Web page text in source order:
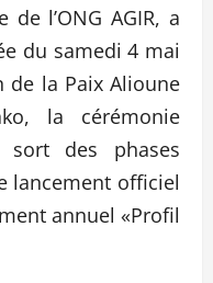
l’ONG AGIR, a
du samedi 4 mai
de la Paix Alioune
la cérémonie
des phases
lancement officiel
annuel «Profil